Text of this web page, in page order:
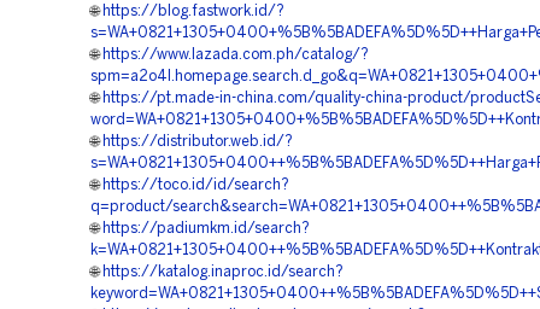
🌐 https://blog.fastwork.id/?
🌐 https://www.lazada.com.ph/catalog/?
🌐 https://pt.made-in-china.com/quality-china-product/
🌐 https://distributor.web.id/?
🌐 https://toco.id/id/search?
q=product/
🌐 https://padiumkm.id/search?
🌐 https://katalog.inaproc.id/search?